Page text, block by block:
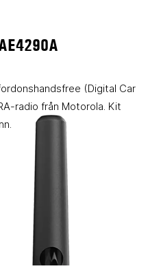
(Digital Car
radio från Motorola. Kit